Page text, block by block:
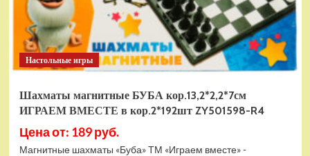
Настольные игры
Шахматы магнитные БУБА кор.13,2*2,2*7см
ИГРАЕМ ВМЕСТЕ в кор.2*192шт ZY501598-R4
Цена от: 189 руб.
Магнитные шахматы «Буба» ТМ «Играем вместе» -